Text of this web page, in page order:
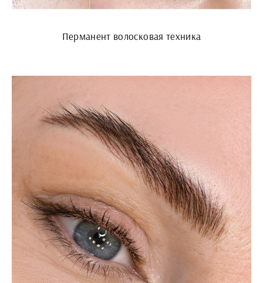
Перманент волосковая техника